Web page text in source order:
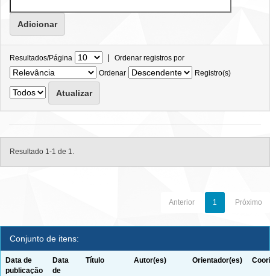
Resultados/Página | Ordenar registros por
Ordenar
Registro(s)
Resultado 1-1 de 1.
Anterior 1 Próximo
Conjunto de itens:
Data de
publicação
Data
de
Título Autor(es) Orientador(es)